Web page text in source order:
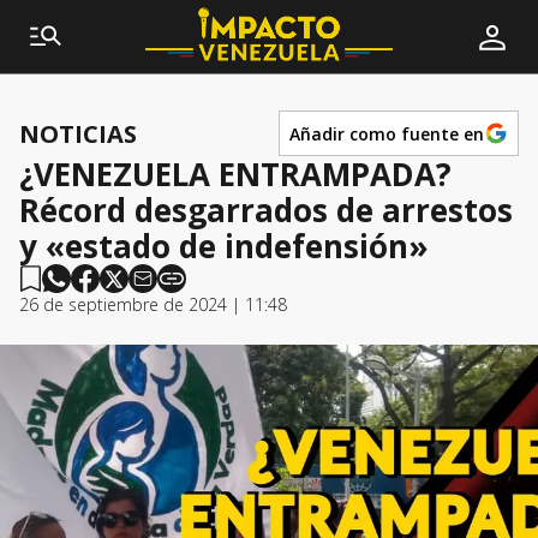
NOTICIAS Añadir como fuente en
¿VENEZUELA ENTRAMPADA?
Récord desgarrados de arrestos
y «estado de indefensión»
26 de septiembre de 2024 | 11:48